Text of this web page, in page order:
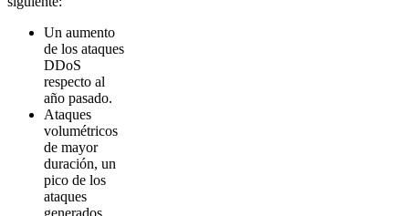
Un aumento
de los ataques
DDoS
respecto al
año pasado.
Ataques
volumétricos
de mayor
duración, un
pico de los
ataques
generados